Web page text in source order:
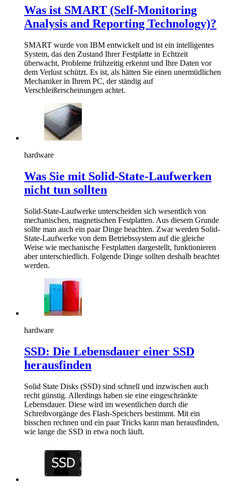
Was ist SMART (Self-Monitoring
Analysis and Reporting Technology)?
SMART wurde von IBM entwickelt und ist ein intelligentes
System, das den Zustand Ihrer Festplatte in Echtzeit
überwacht, Probleme frühzeitig erkennt und Ihre Daten vor
dem Verlust schützt. Es ist, als hätten Sie einen unermüdlichen
Mechaniker in Ihrem PC, der ständig auf
Verschleißerscheinungen achtet.
hardware
Was Sie mit Solid-State-Laufwerken
nicht tun sollten
Solid-State-Laufwerke unterscheiden sich wesentlich von
mechanischen, magnetischen Festplatten. Aus diesem Grunde
sollte man auch ein paar Dinge beachten. Zwar werden Solid-
State-Laufwerke von dem Betriebssystem auf die gleiche
Weise wie mechanische Festplatten dargestellt, funktionieren
aber unterschiedlich. Folgende Dinge sollten deshalb beachtet
werden.
hardware
SSD: Die Lebensdauer einer SSD
herausfinden
Solid State Disks (SSD) sind schnell und inzwischen auch
recht günstig. Allerdings haben sie eine eingeschränkte
Lebensdauer. Diese wird im wesentlichen durch die
Schreibvorgänge des Flash-Speichers bestimmt. Mit ein
bisschen rechnen und ein paar Tricks kann man herausfinden,
wie lange die SSD in etwa noch läuft.